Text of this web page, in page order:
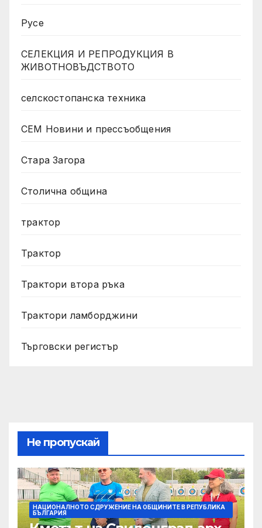
Русе
СЕЛЕКЦИЯ И РЕПРОДУКЦИЯ В
ЖИВОТНОВЪДСТВОТО
селскостопанска техника
СЕМ Новини и прессъобщения
Стара Загора
Столична община
трактор
Трактор
Трактори втора ръка
Трактори ламборджини
Търговски регистър
Не пропускай
НАЦИОНАЛНОТО СДРУЖЕНИЕ НА ОБЩИНИТЕ В РЕПУБЛИКА
БЪЛГАРИЯ